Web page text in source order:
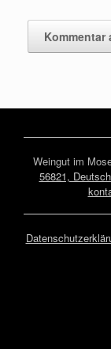
Weingut im
56821,